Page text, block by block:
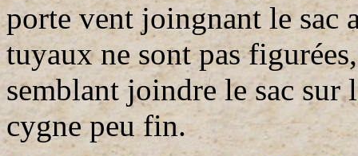
porte vent joingnant le sac
tuyaux ne sont pas
semblant joindre le sac
cygne peu fin.